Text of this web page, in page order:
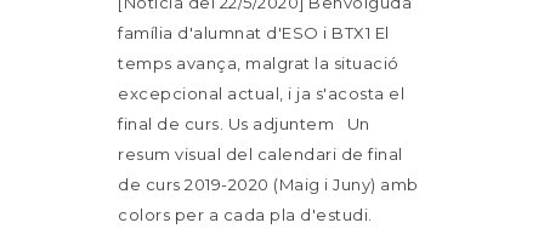
família d'alumnat d'ESO i BTX1 El
temps avança, malgrat la situació
excepcional actual, i ja s'acosta el
final de curs. Us adjuntem Un
resum visual del calendari de final
de curs 2019-2020 (Maig i Juny) amb
colors per a cada pla d'estudi.